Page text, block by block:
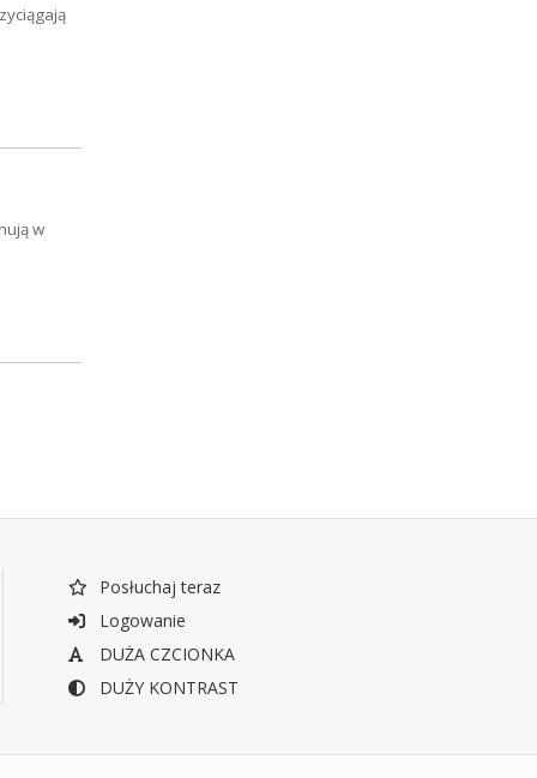
w
Posłuchaj teraz
Logowanie
DUŻA CZCIONKA
DUŻY KONTRAST